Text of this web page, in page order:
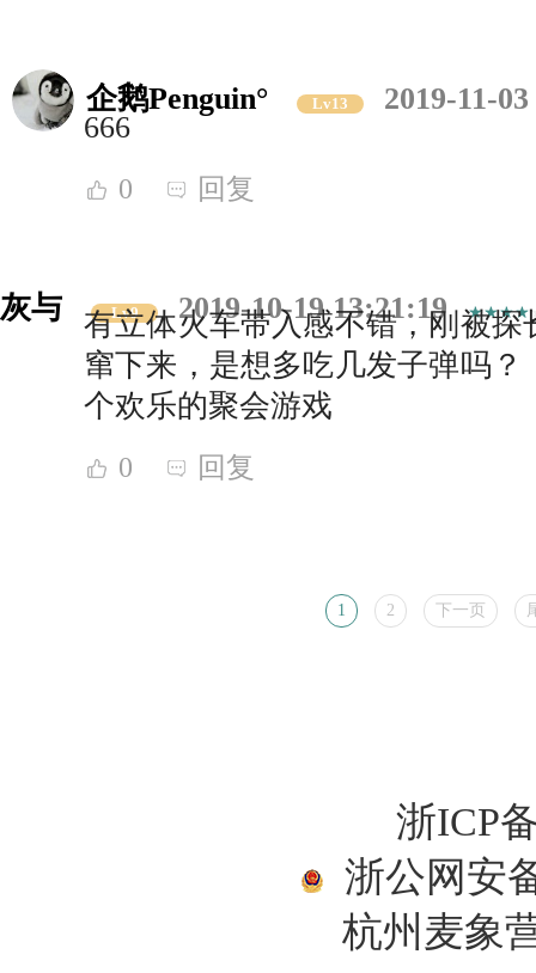
企鹅Penguin° Lv13
2019-11-
666
0 回复
灰与 Lv9 2019-10-19 13:21:19
有立体火车带入感不错，刚被
窜下来，是想多吃几发子弹吗
个欢乐的聚会游戏
0 回复
1 2 下一页
浙ICP
浙公网安
杭州麦象